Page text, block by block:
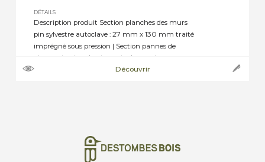
DÉTAILS
Description produit Section planches des murs
pin sylvestre autoclave : 27 mm x 130 mm traité
imprégné sous pression | Section pannes de
charpente pin sylvestre autoclave : selon
dimensions de 45 mm x 70 mm, ou 45 mm x
Découvrir